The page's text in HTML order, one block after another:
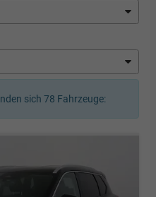
sich 78 Fahrzeuge: